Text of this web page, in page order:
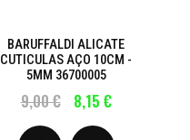
BARUFFALDI ALICATE
CUTICULAS AÇO 10CM -
5MM 36700005
9,00 € 8,15 €